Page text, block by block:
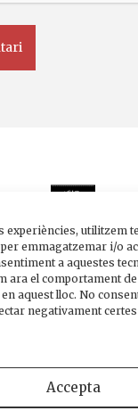
utilitzem
emmagatzemar i/o
a aquestes
ara el comportament
aquest lloc. No
negativament
Accepta
Edicions de 1984
Trafalgar, 10, 2n-
Fax 934 854 375
1984@edicions1984.cat